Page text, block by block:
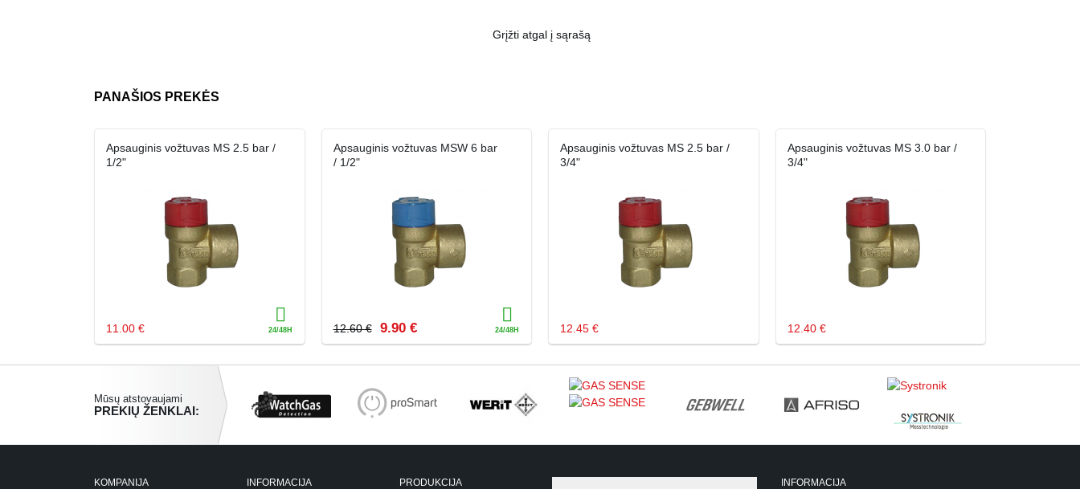
Grįžti atgal į sąrašą
PANAŠIOS PREKĖS
Apsauginis vožtuvas MS 2.5 bar /
1/2"
11.00 €
Apsauginis vožtuvas MSW 6 bar
/ 1/2"
12.60 € 9.90 €
Apsauginis vožtuvas MS 2.5 bar /
3/4"
12.45 €
Apsauginis vožtuvas MS 3.0 bar /
3/4"
12.40 €
Mūsų atstovaujami
PREKIŲ ŽENKLAI:
KOMPANIJA INFORMACIJA PRODUKCIJA INFORMACIJA